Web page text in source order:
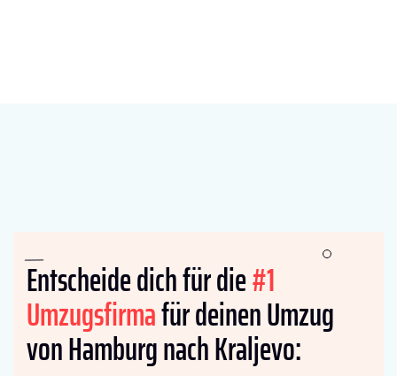
Entscheide dich für die#1
Umzugsfirmafür deinen Umzug
von Hamburg nach Kraljevo: